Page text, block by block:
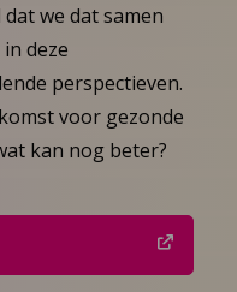
we dat samen
deze
perspectieven.
voor gezonde
kan nog beter?